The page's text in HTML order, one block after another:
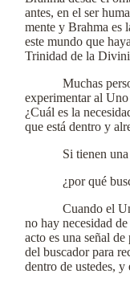
antes, en el ser
mente y Brahma es
este mundo que
Trinidad de la
Muchas
experimentar al
¿Cuál es la
que está dentro y
Si tienen
¿por qué
Cuando el
no hay necesidad
acto es una señal
del buscador para
dentro de ustedes, y